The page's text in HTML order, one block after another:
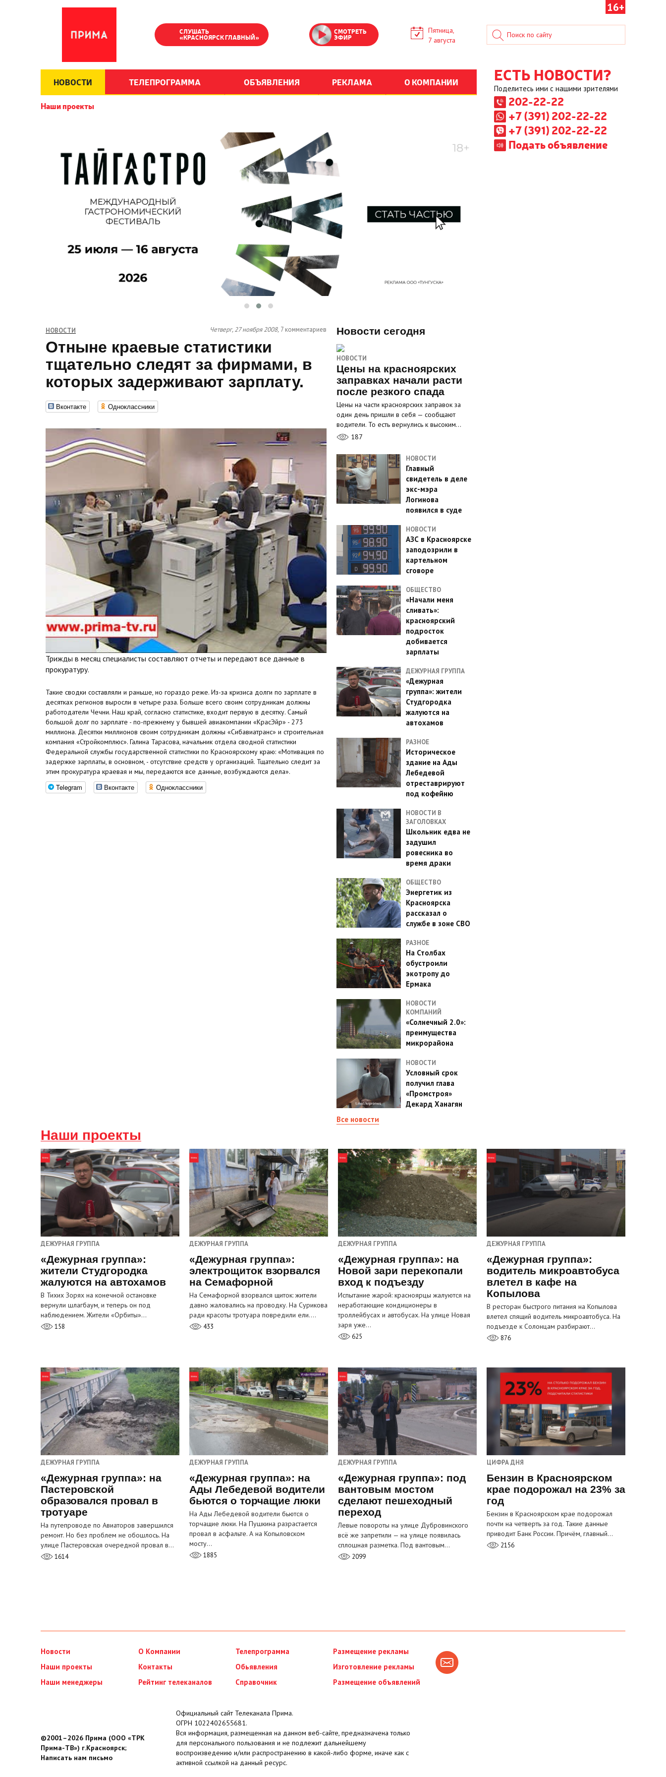
16+
СЛУШАТЬ
«КРАСНОЯРСК ГЛАВНЫЙ»
СМОТРЕТЬ
ЭФИР
Пятница,
7 августа
НОВОСТИ ТЕЛЕПРОГРАММА ОБЪЯВЛЕНИЯ РЕКЛАМА О КОМПАНИИ
Наши проекты
ЕСТЬ НОВОСТИ?
Поделитесь ими с нашими зрителями
202-22-22
+7 (391) 202-22-22
+7 (391) 202-22-22
Подать объявление
НОВОСТИ Четверг, 27 ноября 2008, 7 комментариев
Отныне краевые статистики
тщательно следят за фирмами, в
которых задерживают зарплату.
Вконтакте Одноклассники
Трижды в месяц специалисты составляют отчеты и передают все данные в
прокуратуру.
Такие сводки составляли и раньше, но гораздо реже. Из-за кризиса долги по зарплате в
десятках регионов выросли в четыре раза. Больше всего своим сотрудникам должны
работодатели Чечни. Наш край, согласно статистике, входит первую в десятку. Самый
большой долг по зарплате - по-прежнему у бывшей авиакомпании «КрасЭйр» - 273
миллиона. Десятки миллионов своим сотрудникам должны «Сибавиатранс» и строительная
компания «Стройкомплюс». Галина Тарасова, начальник отдела сводной статистики
Федеральной службы государственной статистики по Красноярскому краю: «Мотивация по
задержке зарплаты, в основном, - отсутствие средств у организаций. Тщательно следит за
этим прокуратура краевая и мы, передаются все данные, возбуждаются дела».
Telegram Вконтакте Одноклассники
Новости сегодня
НОВОСТИ
Цены на красноярских
заправках начали расти
после резкого спада
Цены на части красноярских заправок за
один день пришли в себя — сообщают
водители. То есть вернулись к высоким…
187
НОВОСТИ
Главный
свидетель в деле
экс-мэра
Логинова
появился в суде
НОВОСТИ
АЗС в Красноярске
заподозрили в
картельном
сговоре
ОБЩЕСТВО
«Начали меня
сливать»:
красноярский
подросток
добивается
зарплаты
ДЕЖУРНАЯ ГРУППА
«Дежурная
группа»: жители
Студгородка
жалуются на
автохамов
РАЗНОЕ
Историческое
здание на Ады
Лебедевой
отреставрируют
под кофейню
НОВОСТИ В
ЗАГОЛОВКАХ
Школьник едва не
задушил
ровесника во
время драки
ОБЩЕСТВО
Энергетик из
Красноярска
рассказал о
службе в зоне СВО
РАЗНОЕ
На Столбах
обустроили
экотропу до
Ермака
НОВОСТИ
КОМПАНИЙ
«Солнечный 2.0»:
преимущества
микрорайона
НОВОСТИ
Условный срок
получил глава
«Промстроя»
Декард Ханагян
Все новости
Наши проекты
ДЕЖУРНАЯ ГРУППА
«Дежурная группа»:
жители Студгородка
жалуются на автохамов
В Тихих Зорях на конечной остановке
вернули шлагбаум, и теперь он под
наблюдением. Жители «Орбиты»…
158
ДЕЖУРНАЯ ГРУППА
«Дежурная группа»:
электрощиток взорвался
на Семафорной
На Семафорной взорвался щиток: жители
давно жаловались на проводку. На Сурикова
ради красоты тротуара повредили ели.…
433
ДЕЖУРНАЯ ГРУППА
«Дежурная группа»: на
Новой зари перекопали
вход к подъезду
Испытание жарой: красноярцы жалуются на
неработающие кондиционеры в
троллейбусах и автобусах. На улице Новая
заря уже…
625
ДЕЖУРНАЯ ГРУППА
«Дежурная группа»:
водитель микроавтобуса
влетел в кафе на
Копылова
В ресторан быстрого питания на Копылова
влетел спящий водитель микроавтобуса. На
подъезде к Солонцам разбирают…
876
ДЕЖУРНАЯ ГРУППА
«Дежурная группа»: на
Пастеровской
образовался провал в
тротуаре
На путепроводе по Авиаторов завершился
ремонт. Но без проблем не обошлось. На
улице Пастеровская очередной провал в…
1614
ДЕЖУРНАЯ ГРУППА
«Дежурная группа»: на
Ады Лебедевой водители
бьются о торчащие люки
На Ады Лебедевой водители бьются о
торчащие люки. На Пушкина разрастается
провал в асфальте. А на Копыловском
мосту…
1885
ДЕЖУРНАЯ ГРУППА
«Дежурная группа»: под
вантовым мостом
сделают пешеходный
переход
Левые повороты на улице Дубровинского
всё же запретили — на улице появилась
сплошная разметка. Под вантовым…
2099
ЦИФРА ДНЯ
Бензин в Красноярском
крае подорожал на 23% за
год
Бензин в Красноярском крае подорожал
почти на четверть за год. Такие данные
приводит Банк России. Причём, главный…
2156
Новости
Наши проекты
Наши менеджеры
О Компании
Контакты
Рейтинг телеканалов
Телепрограмма
Обьявления
Справочник
Размещение рекламы
Изготовление рекламы
Размещение объявлений
©2001–2026 Прима (ООО «ТРК
Прима-ТВ») г.Красноярск;
Написать нам письмо
Официальный сайт Телеканала Прима.
ОГРН 1022402655681.
Вся информация, размещенная на данном веб-сайте, предназначена только
для персонального пользования и не подлежит дальнейшему
воспроизведению и/или распространению в какой-либо форме, иначе как с
активной ссылкой на данный ресурс.